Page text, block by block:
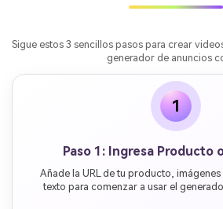
Sigue estos 3 sencillos pasos para crear
generador de anuncios
1
Paso 1: Ingresa Producto
Añade la URL de tu producto,
texto para comenzar a usar el